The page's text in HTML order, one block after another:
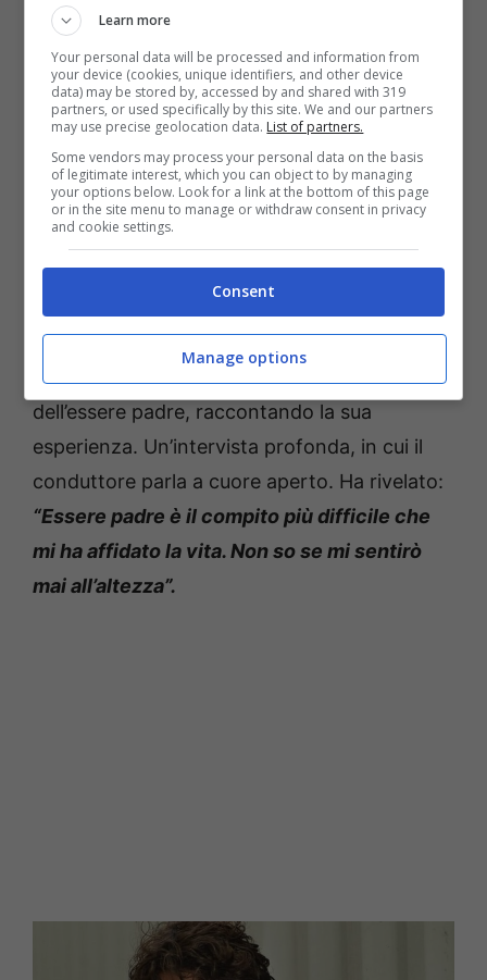
Leggi anche —–>Albano e Loredana pronti ad
allargare la famiglia: gioia a Cellino
Stefano De Martino e la sua
vita privata
Fair– in copertina insieme a suo figlio
Santiago – Stefano De Martino ha parlato
dell’essere padre, raccontando la sua
esperienza. Un’intervista profonda, in cui il
conduttore parla a cuore aperto. Ha rivelato:
“Essere padre è il compito più difficile che
mi ha affidato la vita. Non so se mi sentirò
mai all’altezza”.
Learn more
Your personal data will be processed and information from
your device (cookies, unique identifiers, and other device
data) may be stored by, accessed by and shared with 319
partners, or used specifically by this site. We and our partners
may use precise geolocation data. List of partners.
Some vendors may process your personal data on the basis
of legitimate interest, which you can object to by managing
your options below. Look for a link at the bottom of this page
or in the site menu to manage or withdraw consent in privacy
and cookie settings.
Consent
Manage options